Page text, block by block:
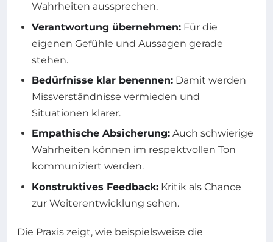
Wahrheiten aussprechen.
Verantwortung übernehmen: Für die
eigenen Gefühle und Aussagen gerade
stehen.
Bedürfnisse klar benennen: Damit werden
Missverständnisse vermieden und
Situationen klarer.
Empathische Absicherung: Auch schwierige
Wahrheiten können im respektvollen Ton
kommuniziert werden.
Konstruktives Feedback: Kritik als Chance
zur Weiterentwicklung sehen.
Die Praxis zeigt, wie beispielsweise die